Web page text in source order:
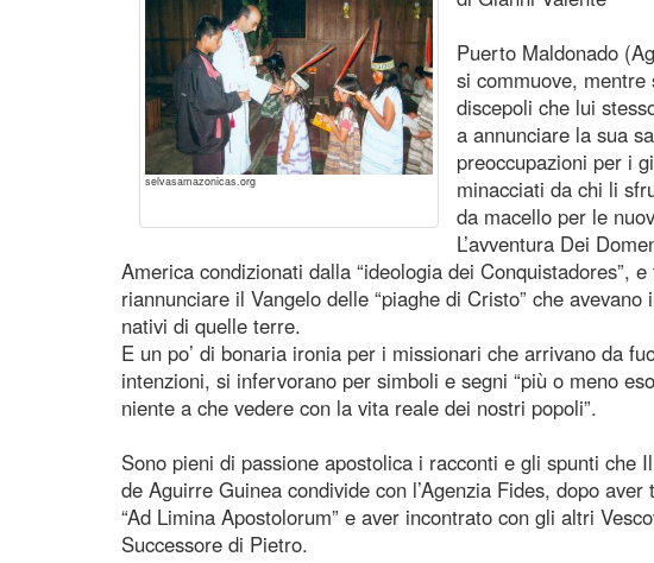
selvasamazonicas.org
Puerto Maldonado
si commuove,
discepoli che lui
a annunciare la sua
preoccupazioni per i
minacciati da chi li
da macello per le
L’avventura Dei
America condizionati dalla “ideologia dei Conquistadores”,
riannunciare il Vangelo delle “piaghe di Cristo” che
nativi di quelle terre.
E un po’ di bonaria ironia per i missionari che arrivano da
intenzioni, si infervorano per simboli e segni “più o meno
niente a che vedere con la vita reale dei nostri popoli”.
Sono pieni di passione apostolica i racconti e gli spunti che
de Aguirre Guinea condivide con l’Agenzia Fides, dopo
“Ad Limina Apostolorum” e aver incontrato con gli altri
Successore di Pietro.